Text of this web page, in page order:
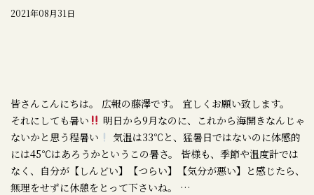
2021年08月31日
皆さんこんにちは。 広報の藤澤です。 宜しくお願い致します。
それにしても暑い
明日から9月なのに、これから海開きなんじゃ
ないかと思う程暑い
気温は33℃と、猛暑日ではないのに体感的
には45℃はあろうかというこの暑さ。 皆様も、季節や温度計では
なく、自分が【しんどい】【つらい】【気分が悪い】と感じたら、
無理をせずに休憩をとって下さいね。 …